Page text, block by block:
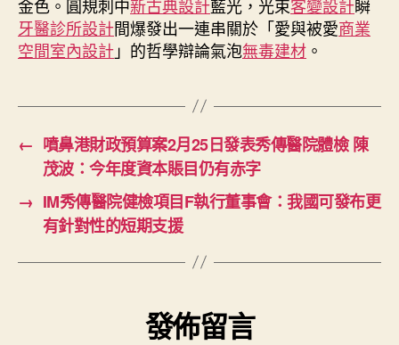
班
照
常〉
金色。圓規刺中新古典設計藍光，光束客變設計瞬
牙醫診所設計間爆發出一連串關於「愛與被愛商業
空間室內設計」的哲學辯論氣泡無毒建材 。
← 噴鼻港財政預算案2月25日發表秀傳醫院體檢 陳
茂波：今年度資本賬目仍有赤字
→ IM秀傳醫院健檢項目F執行董事會：我國可發布更
有針對性的短期支援
發佈留言